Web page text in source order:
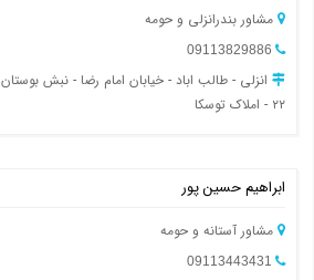
مشاور بندرانزلی و حومه
انزلی - طالب اباد - خیابان امام رضا - نبش بوستان
۲۲ - املاک توسکا
ابراهیم حسین پور
مشاور آستانه و حومه